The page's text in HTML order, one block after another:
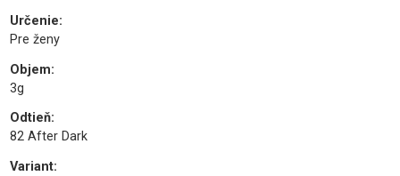
Určenie:
Pre ženy
Objem:
3g
Odtieň:
82 After Dark
Variant: